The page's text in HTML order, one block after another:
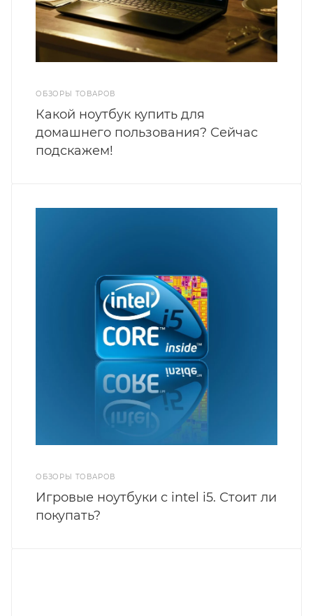
ОБЗОРЫ ТОВАРОВ
Какой ноутбук купить для
домашнего пользования? Сейчас
подскажем!
ОБЗОРЫ ТОВАРОВ
Игровые ноутбуки с intel i5. Стоит ли
покупать?